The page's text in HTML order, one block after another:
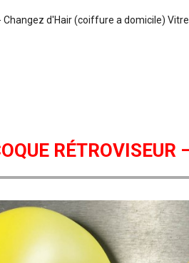
Changez d'Hair (coiffure a domicile)
RÉTROVISEUR